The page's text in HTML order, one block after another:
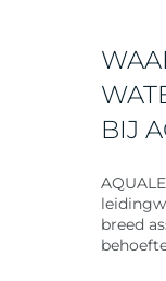
BIJ
breed